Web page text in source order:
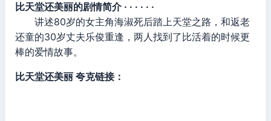
比天堂还美丽的剧情简介 · · · · · ·
讲述80岁的女主角海淑死后踏上天堂之路，和返老
还童的30岁丈夫乐俊重逢，两人找到了比活着的时候更
棒的爱情故事。
比天堂还美丽 夸克链接：